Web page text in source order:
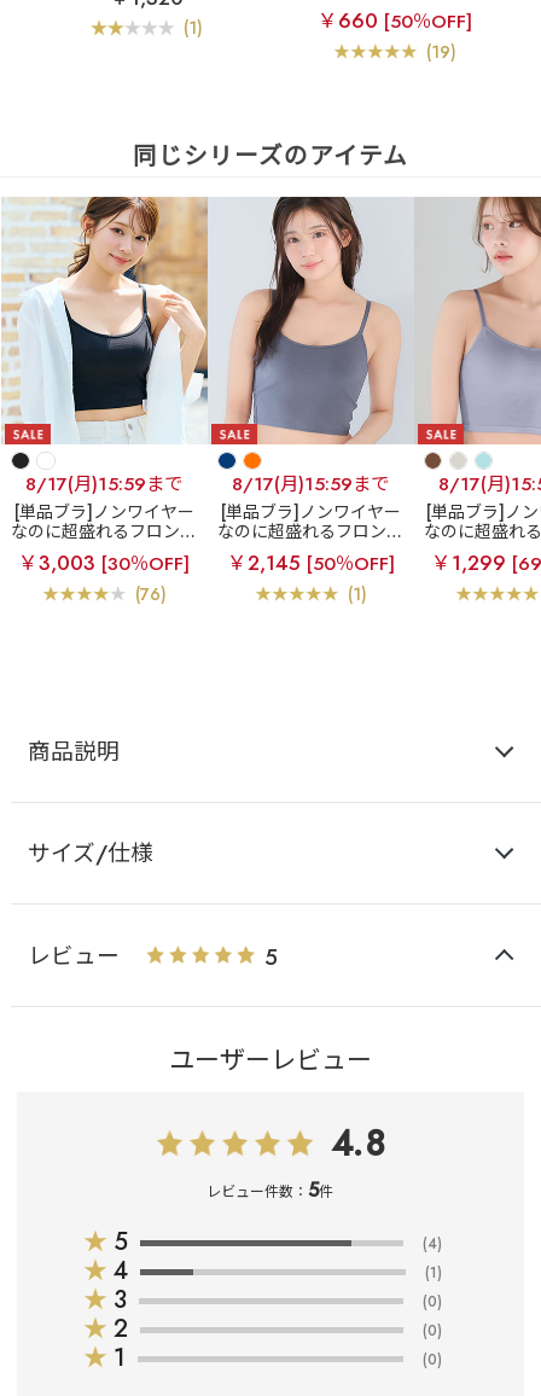
(1) ￥660 [50％OFF]
(19)
同じシリーズのアイテム
8/17(月)15:59まで
[単品ブラ]ノンワイヤー
なのに超盛れるフロント
ホックブラ
フロントホ
ック ブラトップ ノンワ
イヤー 超盛ブラ(R) 単品
ブラジャー
￥3,003 [30％OFF]
(76)
8/17(月)15:59まで
[単品ブラ]ノンワイヤー
なのに超盛れるフロント
ホックブラ
フロントホ
ック ブラトップ ノンワ
イヤー 超盛ブラ(R) 単品
ブラジャー
￥2,145 [50％OFF]
(1)
8/17(月
[単品ブラ]ノ
なのに超盛れ
ホックブラ
ック ブラト
イヤー 超盛ブ
ブラジ
￥1,299
商品説明
サイズ/仕様
レビュー 5
ユーザーレビュー
4.8
レビュー件数：5件
★ 5 (4)
★ 4 (1)
★ 3 (0)
★ 2 (0)
★ 1 (0)